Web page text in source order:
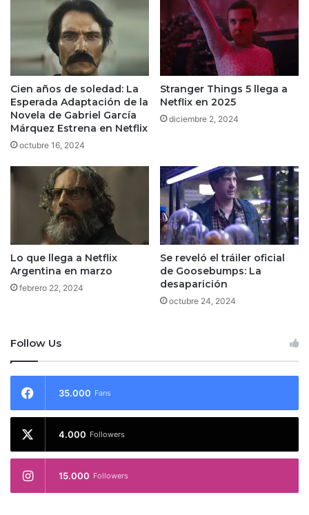
Cien años de soledad: La
Esperada Adaptación de la
Novela de Gabriel García
Márquez Estrena en Netflix
octubre 16, 2024
Stranger Things 5 llega a
Netflix en 2025
diciembre 2, 2024
Lo que llega a Netflix
Argentina en marzo
febrero 22, 2024
Se reveló el tráiler oficial
de Goosebumps: La
desaparición
octubre 24, 2024
Follow Us
35.000 Fans
4.000 Followers
15.000 Followers